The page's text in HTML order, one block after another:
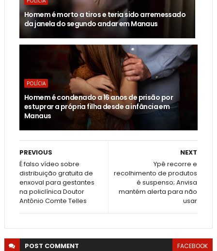
Homem é morto a tiros e teria sido arremessado
da janela do segundo andar em Manaus
POLÍCIA
Homem é condenado a 16 anos de prisão por
estuprar a própria filha desde a infância em
Manaus
NEXT
Ypê recorre e
recolhimento de produtos
é suspenso; Anvisa
mantém alerta para não
usar
PREVIOUS
É falso vídeo sobre
distribuição gratuita de
enxoval para gestantes
na policlínica Doutor
Antônio Comte Telles
POST COMMENT FACEBOOK